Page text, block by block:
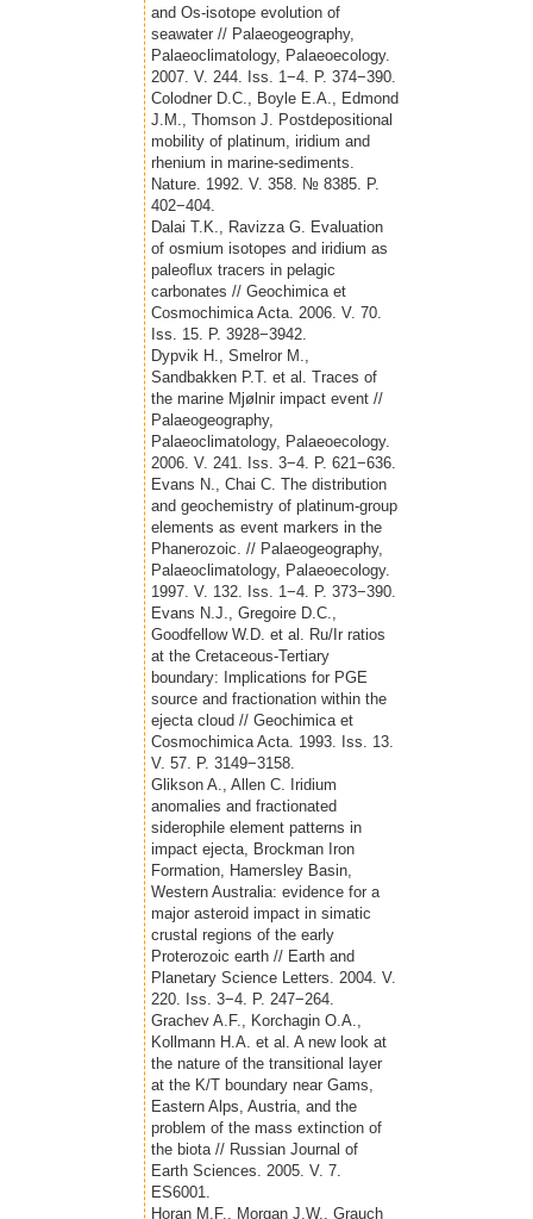
and Os-isotope evolution of
seawater // Palaeogeography,
Palaeoclimatology, Palaeoecology.
2007. V. 244. Iss. 1−4. P. 374−390.
Colodner D.C., Boyle E.A., Edmond
J.M., Thomson J. Postdepositional
mobility of platinum, iridium and
rhenium in marine-sediments.
Nature. 1992. V. 358. № 8385. P.
402−404.
Dalai T.K., Ravizza G. Evaluation
of osmium isotopes and iridium as
paleoﬂux tracers in pelagic
carbonates // Geochimica et
Cosmochimica Acta. 2006. V. 70.
Iss. 15. P. 3928−3942.
Dypvik H., Smelror M.,
Sandbakken P.T. et al. Traces of
the marine Mjølnir impact event //
Palaeogeography,
Palaeoclimatology, Palaeoecology.
2006. V. 241. Iss. 3−4. P. 621−636.
Evans N., Chai C. The distribution
and geochemistry of platinum-group
elements as event markers in the
Phanerozoic. // Palaeogeography,
Palaeoclimatology, Palaeoecology.
1997. V. 132. Iss. 1−4. P. 373−390.
Evans N.J., Gregoire D.C.,
Goodfellow W.D. et al. Ru/Ir ratios
at the Cretaceous-Tertiary
boundary: Implications for PGE
source and fractionation within the
ejecta cloud // Geochimica et
Cosmochimica Acta. 1993. Iss. 13.
V. 57. P. 3149−3158.
Glikson A., Allen C. Iridium
anomalies and fractionated
siderophile element patterns in
impact ejecta, Brockman Iron
Formation, Hamersley Basin,
Western Australia: evidence for a
major asteroid impact in simatic
crustal regions of the early
Proterozoic earth // Earth and
Planetary Science Letters. 2004. V.
220. Iss. 3−4. P. 247−264.
Grachev A.F., Korchagin O.A.,
Kollmann H.A. et al. A new look at
the nature of the transitional layer
at the K/T boundary near Gams,
Eastern Alps, Austria, and the
problem of the mass extinction of
the biota // Russian Journal of
Earth Sciences. 2005. V. 7.
ES6001.
Horan M.F., Morgan J.W., Grauch